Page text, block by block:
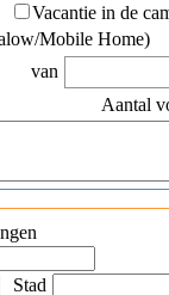
Vacantie in de
Mobile Home)
van
Aantal
Stad